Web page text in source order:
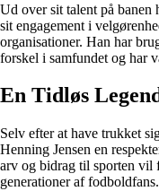
Ud over sit talent på banen
sit engagement i
organisationer. Han har
forskel i samfundet og har
En Tidløs
Selv efter at have trukket
Henning Jensen en
arv og bidrag til sporten vil
generationer af fodboldfans.